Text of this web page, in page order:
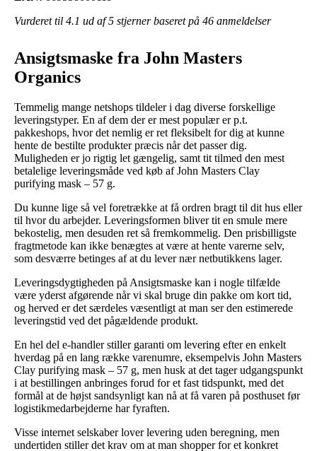
Vurderet til 4.1 ud af 5 stjerner baseret på 46 anmeldelser
Ansigtsmaske fra John Masters
Organics
Temmelig mange netshops tildeler i dag diverse forskellige
leveringstyper. En af dem der er mest populær er p.t.
pakkeshops, hvor det nemlig er ret fleksibelt for dig at kunne
hente de bestilte produkter præcis når det passer dig.
Muligheden er jo rigtig let gængelig, samt tit tilmed den mest
betalelige leveringsmåde ved køb af John Masters Clay
purifying mask – 57 g.
Du kunne lige så vel foretrække at få ordren bragt til dit hus eller
til hvor du arbejder. Leveringsformen bliver tit en smule mere
bekostelig, men desuden ret så fremkommelig. Den prisbilligste
fragtmetode kan ikke benægtes at være at hente varerne selv,
som desværre betinges af at du lever nær netbutikkens lager.
Leveringsdygtigheden på Ansigtsmaske kan i nogle tilfælde
være yderst afgørende når vi skal bruge din pakke om kort tid,
og herved er det særdeles væsentligt at man ser den estimerede
leveringstid ved det pågældende produkt.
En hel del e-handler stiller garanti om levering efter en enkelt
hverdag på en lang række varenumre, eksempelvis John Masters
Clay purifying mask – 57 g, men husk at det tager udgangspunkt
i at bestillingen anbringes forud for et fast tidspunkt, med det
formål at de højst sandsynligt kan nå at få varen på posthuset før
logistikmedarbejderne har fyraften.
Visse internet selskaber lover levering uden beregning, men
undertiden stiller det krav om at man shopper for et konkret